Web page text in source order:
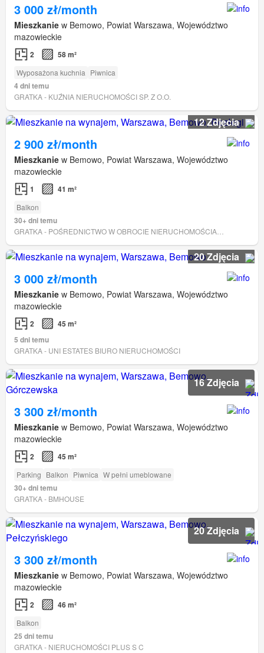
3 000 zł/month
Mieszkanie w Bemowo, Powiat Warszawa, Województwo
mazowieckie
2 58 m²
Wyposażona kuchnia Piwnica
4 dni temu
GRATKA - KUŹNIA NIERUCHOMOŚCI SP. Z O.O.
12 Zdjęcia
2 900 zł/month
Mieszkanie w Bemowo, Powiat Warszawa, Województwo
mazowieckie
1 41 m²
Balkon
30+ dni temu
20 Zdjęcia
3 000 zł/month
Mieszkanie w Bemowo, Powiat Warszawa, Województwo
mazowieckie
2
45 m²
5 dni temu
GRATKA - UNI ESTATES BIURO NIERUCHOMOŚCI
16 Zdjęcia
3 300 zł/month
Mieszkanie w Bemowo, Powiat Warszawa, Województwo
mazowieckie
2 45 m²
Parking Balkon Piwnica W pełni umeblowane
30+ dni temu
GRATKA - BMHOUSE
20 Zdjęcia
3 300 zł/month
Mieszkanie w Bemowo, Powiat Warszawa, Województwo
mazowieckie
2 46 m²
Balkon
25 dni temu
GRATKA - NIERUCHOMOŚCI PLUS S C